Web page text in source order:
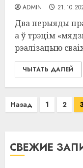
ADMIN
Два перыяды
а ў трэцім
рэалізацыю
ЧЫТАТЬ ДАЛЕЙ
Пагинация
Назад 1 2
СВЕЖИЕ